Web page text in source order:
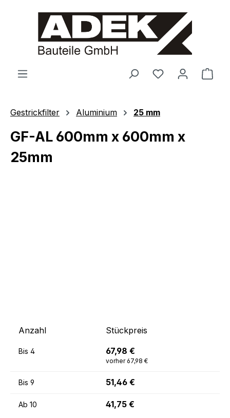
springen
Gestrickfilter Aluminium 25 mm
GF-AL 600mm x 600mm x
25mm
Anzahl Stückpreis
Bis 4 67,98 €
vorher 67,98 €
Bis 9 51,46 €
Ab 10 41,75 €